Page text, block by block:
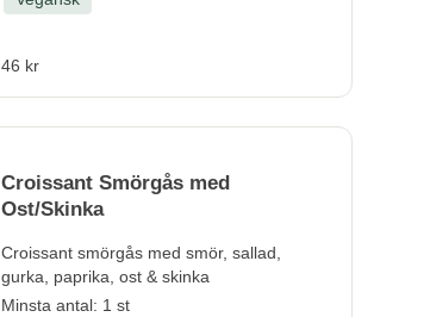
46 kr
Croissant Smörgås med
Ost/Skinka
Croissant smörgås med smör, sallad,
gurka, paprika, ost & skinka
Minsta antal: 1 st